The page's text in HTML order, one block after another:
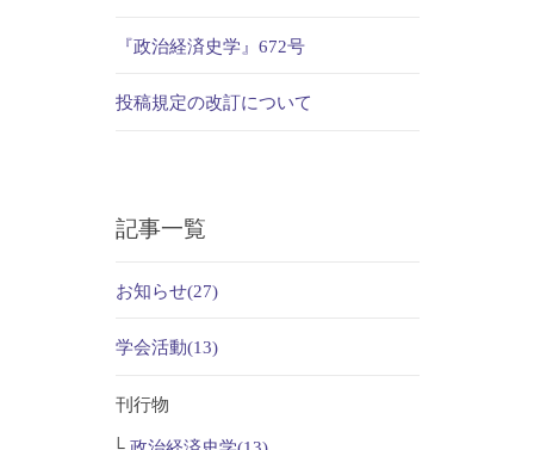
『政治経済史学』672号
投稿規定の改訂について
記事一覧
お知らせ(27)
学会活動(13)
刊行物